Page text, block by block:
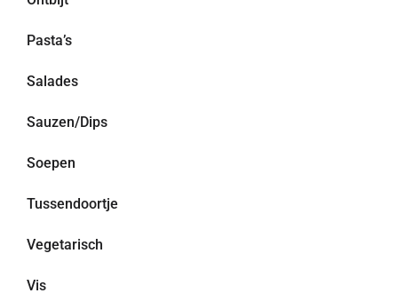
Pasta’s
Salades
Sauzen/Dips
Soepen
Tussendoortje
Vegetarisch
Vis